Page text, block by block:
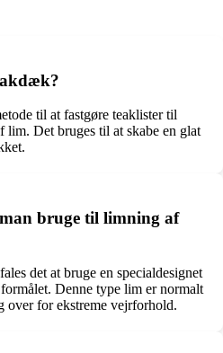
til at fastgøre teaklister til
Det bruges til at skabe en glat
bruge til limning af
det at bruge en specialdesignet
Denne type lim er normalt
over for ekstreme vejrforhold.